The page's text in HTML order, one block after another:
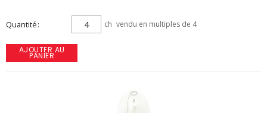
Quantité ch vendu en multiples de 4
AJOUTER AU
PANIER